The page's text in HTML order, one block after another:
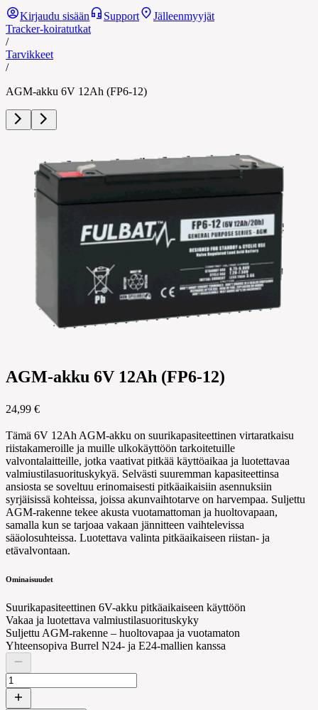
Kirjaudu sisään Support
Jälleenmyyjät
Tracker-koiratutkat
/
Tarvikkeet
/
AGM-akku 6V 12Ah (FP6-12)
AGM-akku 6V 12Ah (FP6-12)
24,99 €
Tämä 6V 12Ah AGM-akku on suurikapasiteettinen virtaratkaisu
riistakameroille ja muille ulkokäyttöön tarkoitetuille
valvontalaitteille, jotka vaativat pitkää käyttöaikaa ja luotettavaa
valmiustilasuorituskykyä. Selvästi suuremman kapasiteettinsa
ansiosta se soveltuu erinomaisesti pitkäaikaisiin asennuksiin
syrjäisissä kohteissa, joissa akunvaihtotarve on harvempaa. Suljettu
AGM-rakenne tekee akusta vuotamattoman ja huoltovapaan,
samalla kun se tarjoaa vakaan jännitteen vaihtelevissa
sääolosuhteissa. Luotettava valinta pitkäaikaiseen riistan- ja
etävalvontaan.
Ominaisuudet
Suurikapasiteettinen 6V-akku pitkäaikaiseen käyttöön
Vakaa ja luotettava valmiustilasuorituskyky
Suljettu AGM-rakenne – huoltovapaa ja vuotamaton
Yhteensopiva Burrel N24- ja E24-mallien kanssa